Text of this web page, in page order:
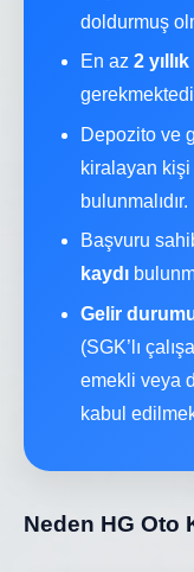
doldurmuş
En az 2
Depozito ve
kiralayan kişi
bulunmalıdır.
Başvuru
kaydı
Gelir
(SGK’lı
emekli veya
kabul
Neden HG Oto